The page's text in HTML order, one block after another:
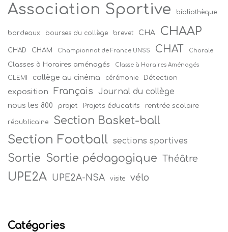
Association Sportive bibliothèque
bordeaux bourses du collège brevet CHA CHAAP
CHAD CHAM Championnat de France UNSS CHAT Chorale
Classes à Horaires aménagés Classe à Horaires Aménagés
CLEMI collège au cinéma cérémonie Détection
exposition Français Journal du collège
nous les 800 projet Projets éducatifs rentrée scolaire
républicaine Section Basket-ball
Section Football sections sportives
Sortie Sortie pédagogique Théâtre
UPE2A UPE2A-NSA visite vélo
Catégories